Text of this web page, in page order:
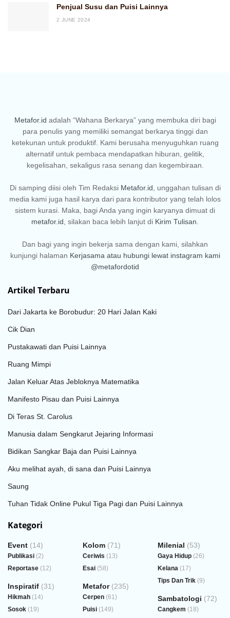
Penjual Susu dan Puisi Lainnya
2 JUNE 2024
Metafor.id adalah “Wahana Berkarya” yang membuka diri bagi
para penulis yang memiliki semangat berkarya tinggi dan
ketekunan untuk produktif. Kami berusaha menyuguhkan ruang
alternatif untuk pembaca mendapatkan hiburan, gelitik,
kegelisahan, sekaligus rasa senang dan kegembiraan.
Di samping diisi oleh Tim Redaksi Metafor.id, unggahan tulisan di
media kami juga hasil karya dari para kontributor yang telah lolos
sistem kurasi. Maka, bagi Anda yang ingin karyanya dimuat di
metafor.id, silakan baca lebih lanjut di Kirim Tulisan.
Dan bagi yang ingin bekerja sama dengan kami, silahkan
kunjungi halaman Kerjasamaatau hubungi lewat instagram kami
@metafordotid
Artikel Terbaru
Dari Jakarta ke Borobudur: 20 Hari Jalan Kaki
Cik Dian
Pustakawati dan Puisi Lainnya
Ruang Mimpi
Jalan Keluar Atas Jebloknya Matematika
Manifesto Pisau dan Puisi Lainnya
Di Teras St. Carolus
Manusia dalam Sengkarut Jejaring Informasi
Bidikan Sangkar Baja dan Puisi Lainnya
Aku melihat ayah, di sana dan Puisi Lainnya
Saung
Tuhan Tidak Online Pukul Tiga Pagi dan Puisi Lainnya
Kategori
Event (14)
Publikasi (2)
Reportase (12)
Inspiratif (31)
Hikmah (14)
Sosok (19)
Kolom (71)
Ceriwis (13)
Esai (58)
Metafor(235)
Cerpen (61)
Puisi (149)
Milenial (53)
Gaya Hidup (26)
Kelana (17)
Tips Dan Trik (9)
Sambatologi (72)
Cangkem (18)